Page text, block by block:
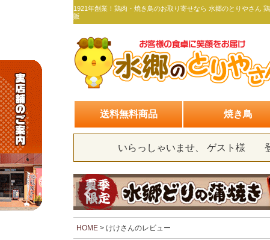
1921年創業！鶏肉・焼き鳥のお取り寄せなら 水郷のとりやさん
販
送料無料商品 焼き鳥
いらっしゃいませ、 ゲスト様
HOME けけさんのレビュー